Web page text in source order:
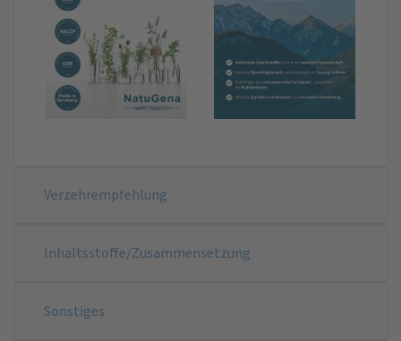
Verzehrempfehlung
Inhaltsstoffe/Zusammensetzung
Sonstiges